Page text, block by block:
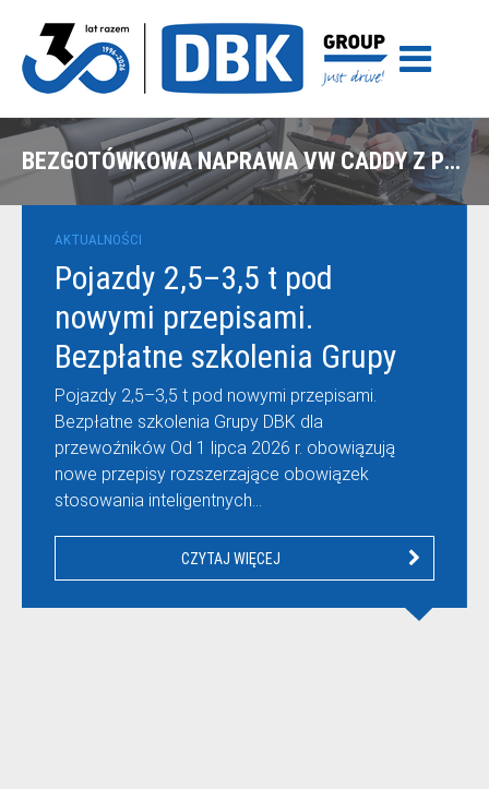
BEZGOTÓWKOWA NAPRAWA VW CADDY Z POLISY UNIQA W OLSZTYNIE
AKTUALNOŚCI
Pojazdy 2,5–3,5 t pod
nowymi przepisami.
Bezpłatne szkolenia Grupy
DBK dla przewoźników
Pojazdy 2,5–3,5 t pod nowymi przepisami.
Bezpłatne szkolenia Grupy DBK dla
przewoźników Od 1 lipca 2026 r. obowiązują
nowe przepisy rozszerzające obowiązek
stosowania inteligentnych…
CZYTAJ WIĘCEJ